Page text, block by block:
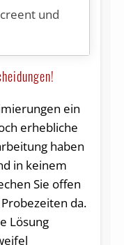
und
ein
erhebliche
haben
in keinem
Sie offen
da.
Lösung